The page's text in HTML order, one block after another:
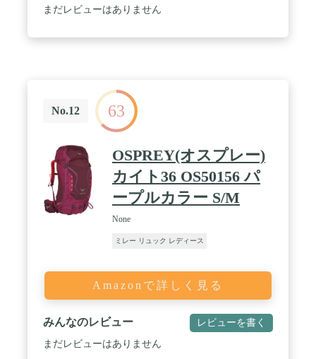
まだレビューはありません
No.12 63
OSPREY(オスプレー)
カイト36 OS50156 パ
ープルカラー S/M
None
ミレー リュック レディース
Amazonで詳しく見る
みんなのレビュー レビューを書く
まだレビューはありません